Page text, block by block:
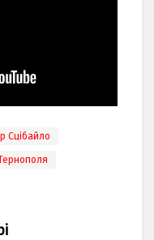
Сцібайло